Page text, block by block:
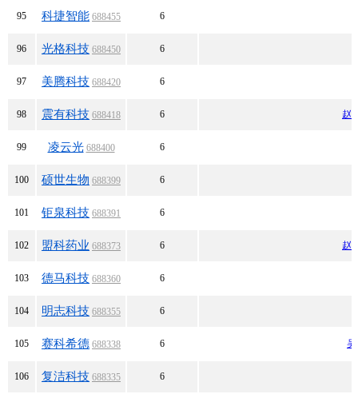
95 科捷智能 688455 6
96 光格科技 688450 6
97 美腾科技 688420 6
98 震有科技 688418 6 赵
99 凌云光 688400 6
100 硕世生物 688399 6
101 钜泉科技 688391 6
102 盟科药业 688373 6 赵
103 德马科技 688360 6
104 明志科技 688355 6
105 赛科希德 688338 6
106 复洁科技 688335 6